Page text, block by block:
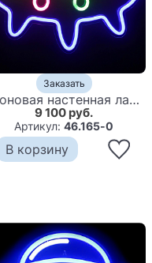
Заказать
Неоновая настенная лампа Small Spaceship Neon Wall Lamp
9 100 руб.
Артикул:46.165-0
В корзину